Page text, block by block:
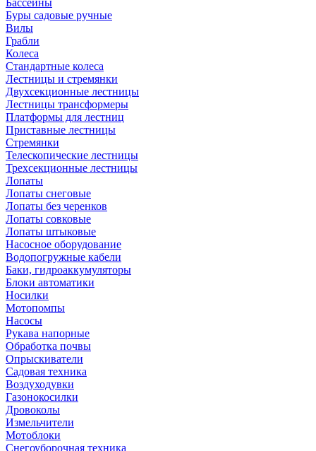
Бассейны
Буры садовые ручные
Вилы
Грабли
Колеса
Стандартные колеса
Лестницы и стремянки
Двухсекционные лестницы
Лестницы трансформеры
Платформы для лестниц
Приставные лестницы
Стремянки
Телескопические лестницы
Трехсекционные лестницы
Лопаты
Лопаты снеговые
Лопаты без черенков
Лопаты совковые
Лопаты штыковые
Насосное оборудование
Водопогружные кабели
Баки, гидроаккумуляторы
Блоки автоматики
Носилки
Мотопомпы
Насосы
Рукава напорные
Обработка почвы
Опрыскиватели
Садовая техника
Воздуходувки
Газонокосилки
Дровоколы
Измельчители
Мотоблоки
Снегоуборочная техника